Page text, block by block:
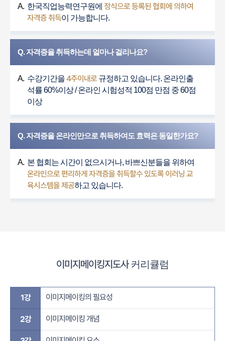
A. 한국직업능력연구원에 정식으로 등록된 협회에 의하여
자격증 취득이 가능합니다.
Q. 자격증을 취득하는데 얼마나 걸리나요?
A. 수강기간을4주이내로규정하고 있습니다. 온라인출
석률 60%이상 / 온라인 시험성적 100점 만점 중 60점
이상
Q. 자격증을 온라인만으로 취득하여도 효력은 동일한가요?
A. 본 협회는 시간이 없으시거나, 바쁘신분들을 위하여
온라인으로 편리하게 자격증을 취득할수 있도록 이러닝 교
육시스템을 제공하고 있습니다.
이미지메이킹지도사 커리큘럼
1강 이미지메이킹의 필요성
2강 이미지메이킹 개념